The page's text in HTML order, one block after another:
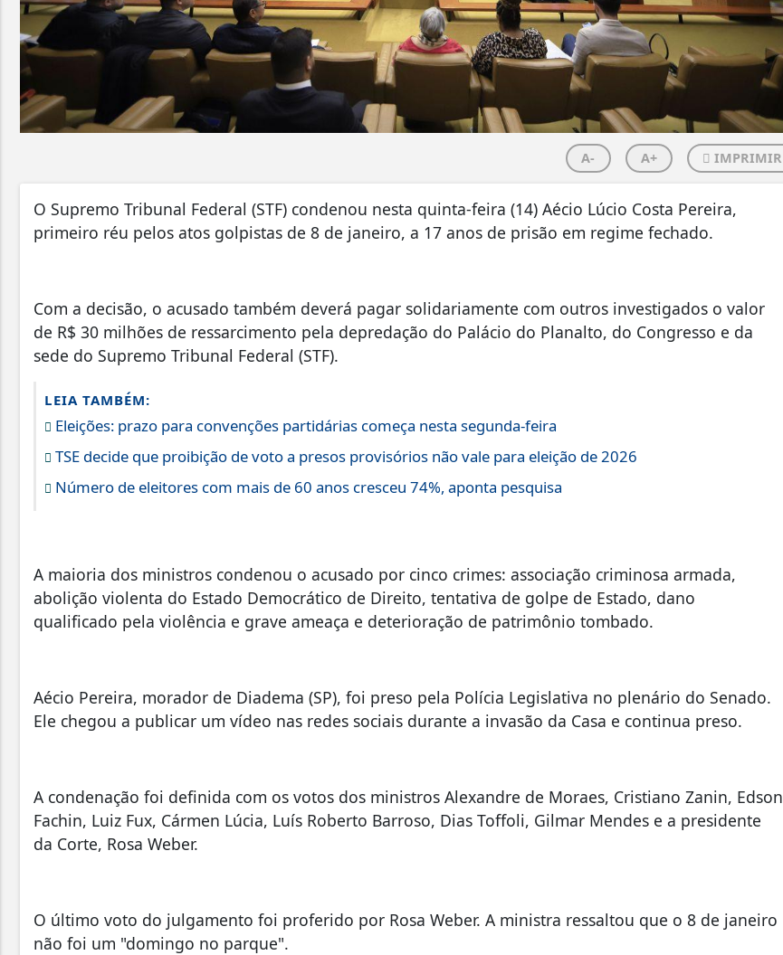
A- A+ IMPRIMIR
O Supremo Tribunal Federal (STF) condenou nesta quinta-feira (14) Aécio Lúcio Costa Pereira,
primeiro réu pelos atos golpistas de 8 de janeiro, a 17 anos de prisão em regime fechado.
Com a decisão, o acusado também deverá pagar solidariamente com outros investigados o valor
de R$ 30 milhões de ressarcimento pela depredação do Palácio do Planalto, do Congresso e da
sede do Supremo Tribunal Federal (STF).
LEIA TAMBÉM:
Eleições: prazo para convenções partidárias começa nesta segunda-feira
TSE decide que proibição de voto a presos provisórios não vale para eleição de 2026
Número de eleitores com mais de 60 anos cresceu 74%, aponta pesquisa
A maioria dos ministros condenou o acusado por cinco crimes: associação criminosa armada,
abolição violenta do Estado Democrático de Direito, tentativa de golpe de Estado, dano
qualificado pela violência e grave ameaça e deterioração de patrimônio tombado.
Aécio Pereira, morador de Diadema (SP), foi preso pela Polícia Legislativa no plenário do Senado.
Ele chegou a publicar um vídeo nas redes sociais durante a invasão da Casa e continua preso.
A condenação foi definida com os votos dos ministros Alexandre de Moraes, Cristiano Zanin, Edson
Fachin, Luiz Fux, Cármen Lúcia, Luís Roberto Barroso, Dias Toffoli, Gilmar Mendes e a presidente
da Corte, Rosa Weber.
O último voto do julgamento foi proferido por Rosa Weber. A ministra ressaltou que o 8 de janeiro
não foi um "domingo no parque".